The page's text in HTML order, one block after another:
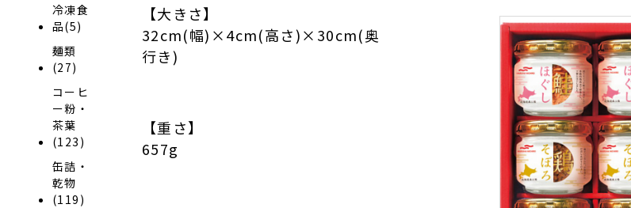
冷凍食
品(5)
麺類
(27)
コーヒ
ー粉・
茶葉
(123)
缶詰・
乾物
(119)
【大きさ】
32cm(幅)×4cm(高さ)×30cm(奥
行き)
【重さ】
657g